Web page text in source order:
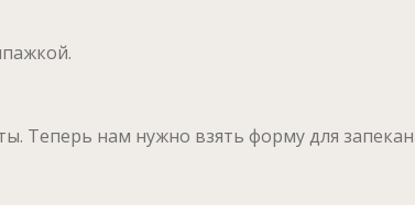
Теперь нам нужно взять форму для